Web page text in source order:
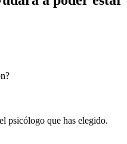
psicólogo que has elegido.